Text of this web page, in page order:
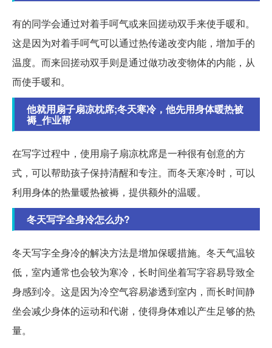
有的同学会通过对着手呵气或来回搓动双手来使手暖和。
这是因为对着手呵气可以通过热传递改变内能，增加手的
温度。而来回搓动双手则是通过做功改变物体的内能，从
而使手暖和。
他就用扇子扇凉枕席;冬天寒冷，他先用身体暖热被
褥_作业帮
在写字过程中，使用扇子扇凉枕席是一种很有创意的方
式，可以帮助孩子保持清醒和专注。而冬天寒冷时，可以
利用身体的热量暖热被褥，提供额外的温暖。
冬天写字全身冷怎么办?
冬天写字全身冷的解决方法是增加保暖措施。冬天气温较
低，室内通常也会较为寒冷，长时间坐着写字容易导致全
身感到冷。这是因为冷空气容易渗透到室内，而长时间静
坐会减少身体的运动和代谢，使得身体难以产生足够的热
量。